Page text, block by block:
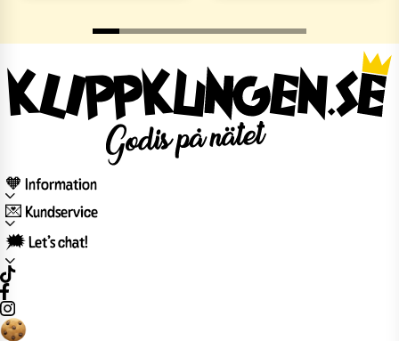
🧡 Information
💌 Kundservice
🗯️ Let’s chat!